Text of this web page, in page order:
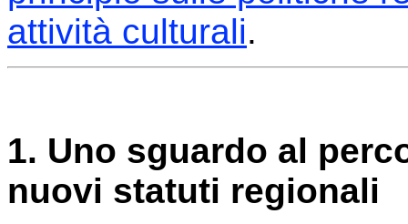
attività culturali.
1. Uno sguardo al
nuovi statuti regionali